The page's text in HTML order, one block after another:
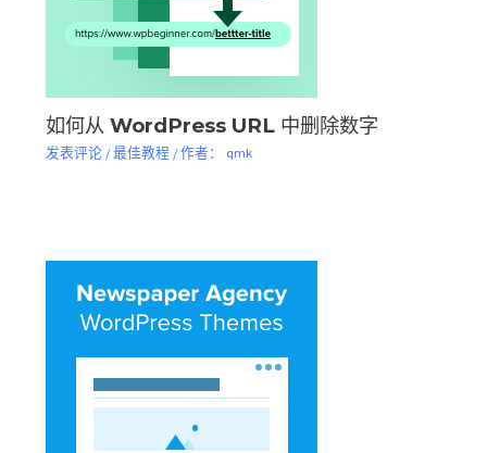
如何从 WordPress URL 中删除数字
发表评论 /最佳教程 / 作者： qmk